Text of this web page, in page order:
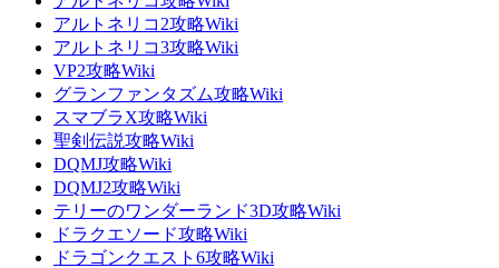
アルトネリコ2攻略Wiki
アルトネリコ3攻略Wiki
VP2攻略Wiki
グランファンタズム攻略Wiki
スマブラX攻略Wiki
聖剣伝説攻略Wiki
DQMJ攻略Wiki
DQMJ2攻略Wiki
テリーのワンダーランド3D攻略Wiki
ドラクエソード攻略Wiki
ドラゴンクエスト6攻略Wiki